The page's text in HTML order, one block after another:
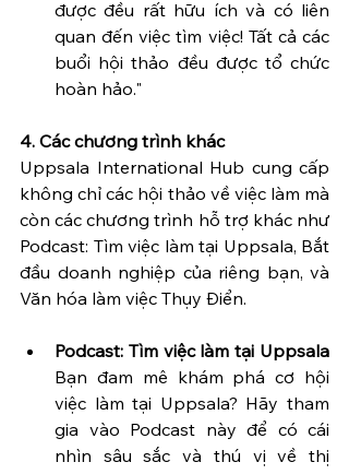
được đều rất hữu ích và có liên
quan đến việc tìm việc! Tất cả các
buổi hội thảo đều được tổ chức
hoàn hảo."
4. Các chương trình khác
Uppsala International Hub cung cấp
không chỉ các hội thảo về việc làm mà
còn các chương trình hỗ trợ khác như
Podcast: Tìm việc làm tại Uppsala, Bắt
đầu doanh nghiệp của riêng bạn, và
Văn hóa làm việc Thụy Điển.
Podcast: Tìm việc làm tại Uppsala
Bạn đam mê khám phá cơ hội
việc làm tại Uppsala? Hãy tham
gia vào Podcast này để có cái
nhìn sâu sắc và thú vị về thị